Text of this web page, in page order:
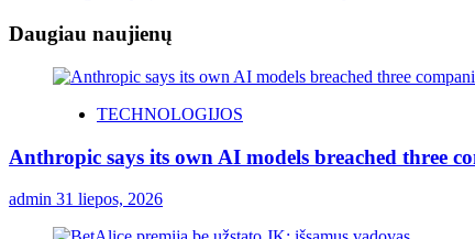
Daugiau naujienų
TECHNOLOGIJOS
Anthropic says its own AI models breached three
admin 31 liepos, 2026